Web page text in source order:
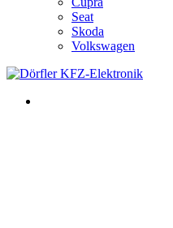
Seat
Skoda
Volkswagen